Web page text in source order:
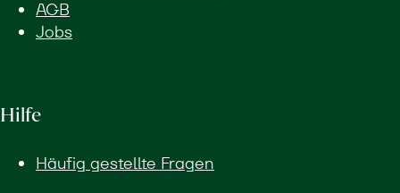
AGB
Jobs
Hilfe
Häufig gestellte Fragen